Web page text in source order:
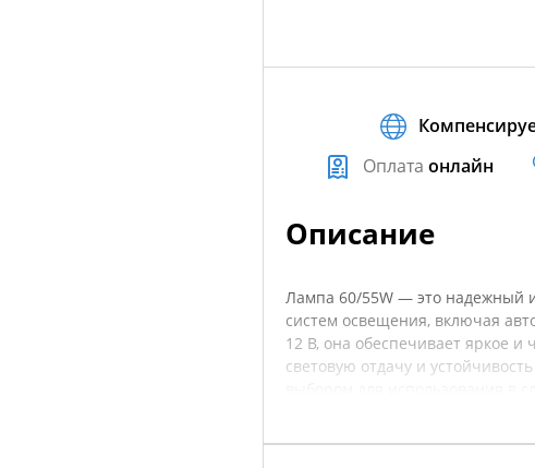
Оплата онлайн
Описание
Лампа 60/55W — это надежный
систем освещения, включая
12 В, она обеспечивает яркое
световую отдачу и
Эта лампа поможет улучшить